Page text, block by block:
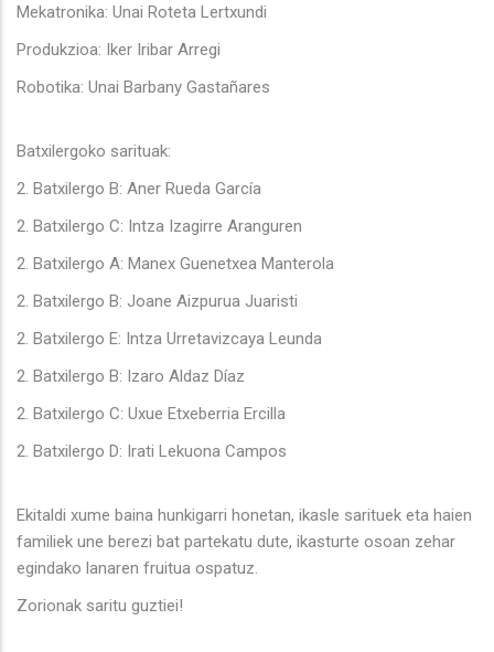
Mekatronika: Unai Roteta Lertxundi
Produkzioa: Iker Iribar Arregi
Robotika: Unai Barbany Gastañares
Batxilergoko sarituak:
2. Batxilergo B: Aner Rueda García
2. Batxilergo C: Intza Izagirre Aranguren
2. Batxilergo A: Manex Guenetxea Manterola
2. Batxilergo B: Joane Aizpurua Juaristi
2. Batxilergo E: Intza Urretavizcaya Leunda
2. Batxilergo B: Izaro Aldaz Díaz
2. Batxilergo C: Uxue Etxeberria Ercilla
2. Batxilergo D: Irati Lekuona Campos
Ekitaldi xume baina hunkigarri honetan, ikasle sarituek eta haien
familiek une berezi bat partekatu dute, ikasturte osoan zehar
egindako lanaren fruitua ospatuz.
Zorionak saritu guztiei!